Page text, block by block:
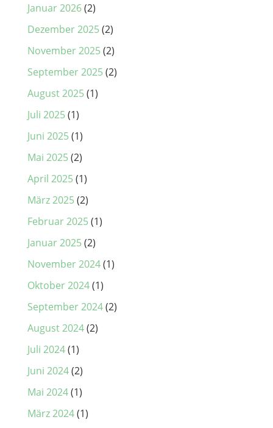
Januar 2026(2)
Dezember 2025(2)
November 2025(2)
September 2025(2)
August 2025(1)
Juli 2025(1)
Juni 2025(1)
Mai 2025(2)
April 2025(1)
März 2025(2)
Februar 2025(1)
Januar 2025(2)
November 2024(1)
Oktober 2024(1)
September 2024(2)
August 2024(2)
Juli 2024(1)
Juni 2024(2)
Mai 2024(1)
März 2024(1)